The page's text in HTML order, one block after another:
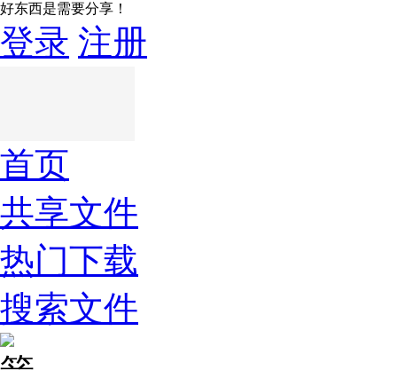
好东西是需要分享！
登录 注册
首页
共享文件
热门下载
搜索文件